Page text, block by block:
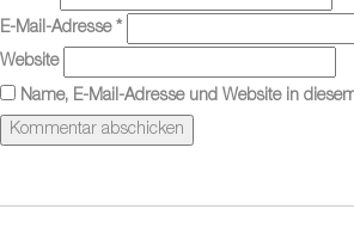
E-Mail-Adresse *
Website
Name, E-Mail-Adresse und Website in